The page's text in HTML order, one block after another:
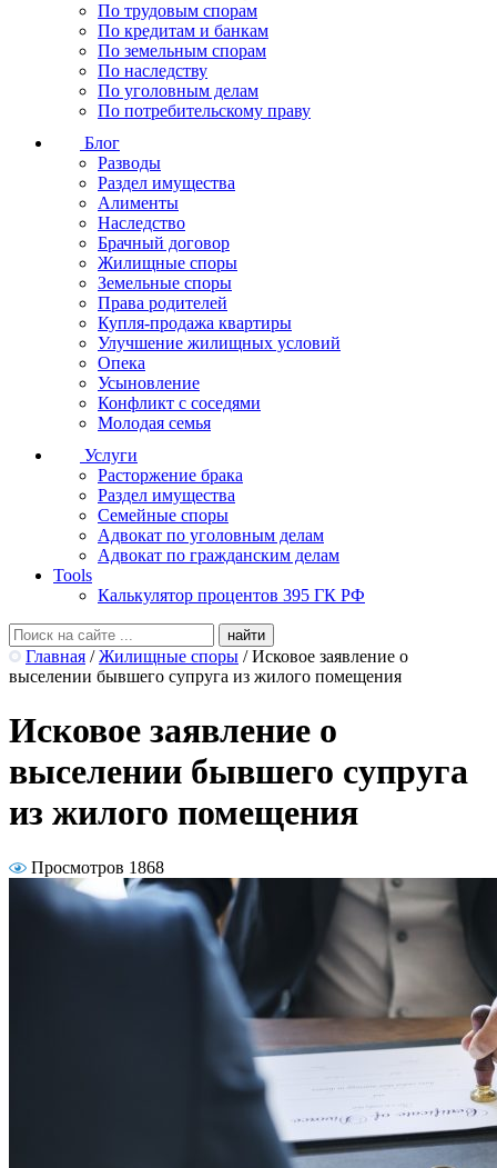
По трудовым спорам
По кредитам и банкам
По земельным спорам
По наследству
По уголовным делам
По потребительскому праву
Блог
Разводы
Раздел имущества
Алименты
Наследство
Брачный договор
Жилищные споры
Земельные споры
Права родителей
Купля-продажа квартиры
Улучшение жилищных условий
Опека
Усыновление
Конфликт с соседями
Молодая семья
Услуги
Расторжение брака
Раздел имущества
Семейные споры
Адвокат по уголовным делам
Адвокат по гражданским делам
Tools
Калькулятор процентов 395 ГК РФ
Главная / Жилищные споры / Исковое заявление о
выселении бывшего супруга из жилого помещения
Исковое заявление о
выселении бывшего супруга
из жилого помещения
Просмотров 1868